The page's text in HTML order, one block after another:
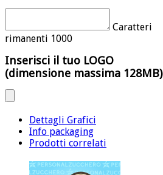
Caratteri
rimanenti 1000
Inserisci il tuo LOGO
(dimensione massima 128MB)
Dettagli Grafici
Info packaging
Prodotti correlati